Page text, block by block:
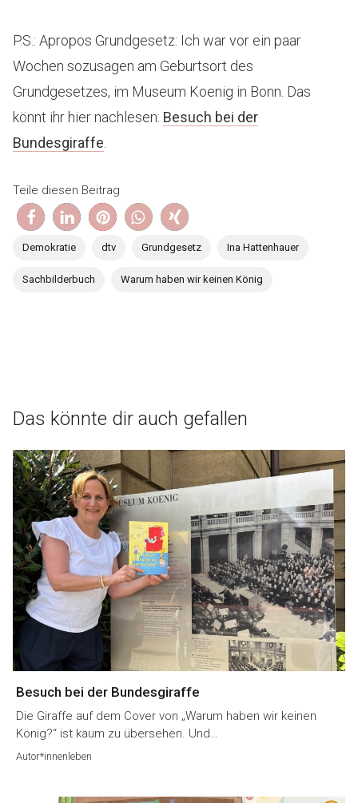
P.S.: Apropos Grundgesetz: Ich war vor ein paar
Wochen sozusagen am Geburtsort des
Grundgesetzes, im Museum Koenig in Bonn. Das
könnt ihr hier nachlesen: Besuch bei der
Bundesgiraffe
Teile diesen Beitrag
Demokratie dtv Grundgesetz Ina Hattenhauer
Sachbilderbuch Warum haben wir keinen König
Das könnte dir auch gefallen
Besuch bei der Bundesgiraffe
Die Giraffe auf dem Cover von „Warum haben wir keinen
König?“ ist kaum zu übersehen. Und…
Autor*innenleben